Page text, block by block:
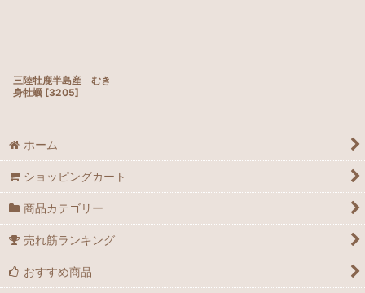
三陸牡鹿半島産 むき
身牡蠣 [3205]
ホーム
ショッピングカート
商品カテゴリー
売れ筋ランキング
おすすめ商品